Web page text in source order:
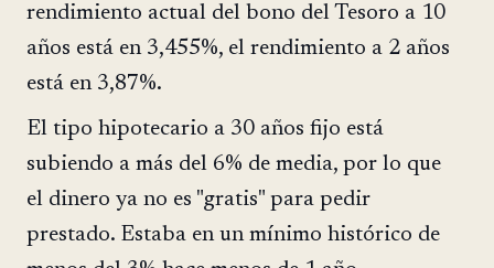
rendimiento actual del bono del Tesoro a 10
años está en 3,455%, el rendimiento a 2 años
está en 3,87%.
El tipo hipotecario a 30 años fijo está
subiendo a más del 6% de media, por lo que
el dinero ya no es "gratis" para pedir
prestado. Estaba en un mínimo histórico de